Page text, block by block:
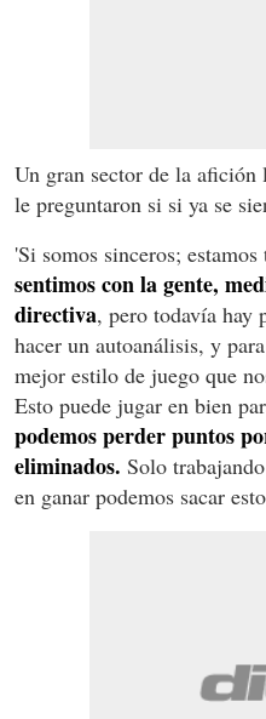
Un gran sector de la afición
le preguntaron si si ya se
'Si somos sinceros; estamos
sentimos con la gente,
directiva, pero todavía hay
hacer un autoanálisis, y
mejor estilo de juego que
Esto puede jugar en bien
podemos perder puntos
eliminados. Solo
en ganar podemos sacar